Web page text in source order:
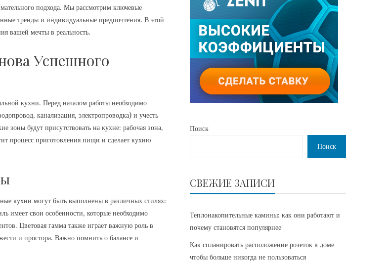
подхода. Мы рассмотрим ключевые
тренды и индивидуальные предпочтения. В этой
вашей мечты в реальность.
Успешного
кухни. Перед началом работы необходимо
канализация, электропроводка) и учесть
зоны будут присутствовать на кухне: рабочая зона,
процесс приготовления пищи и сделает кухню
кухни могут быть выполнены в различных стилях:
имеет свои особенности, которые необходимо
Цветовая гамма также играет важную роль в
и простора. Важно помнить о балансе и
Поиск
Поиск
СВЕЖИЕ ЗАПИСИ
Теплонакопительные камины: как они работают и
почему становятся популярнее
Как спланировать расположение розеток в доме
чтобы больше никогда не пользоваться